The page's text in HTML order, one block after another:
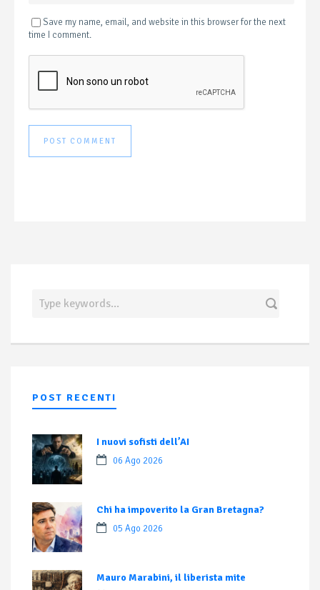
Save my name, email, and website in this browser for the next
time I comment.
POST RECENTI
I nuovi sofisti dell’AI
06 Ago 2026
Chi ha impoverito la Gran Bretagna?
05 Ago 2026
Mauro Marabini, il liberista mite